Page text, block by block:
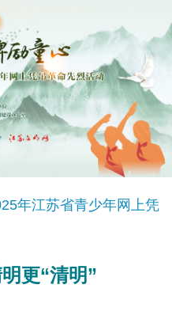
年江苏省青少年网上凭
更“清明”